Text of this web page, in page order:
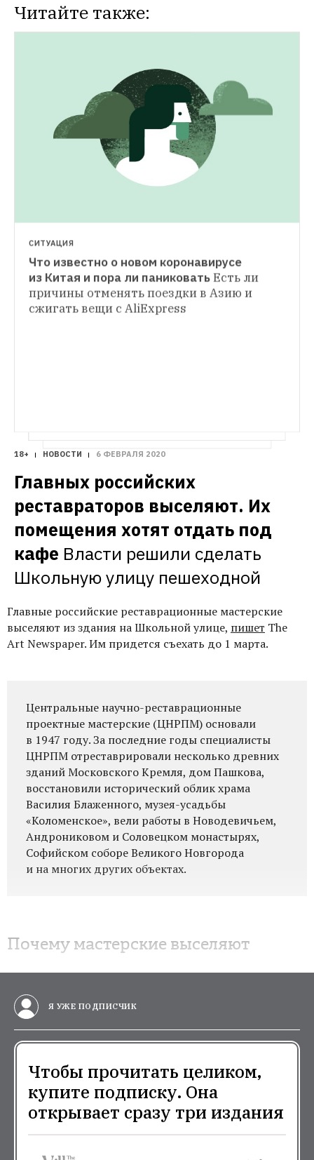
Читайте также:
ВЕЛНЕС
Коронавирус вряд ли уничтожит
Истерия соцсетей и попытки заработать:
Что не так с реакцией на китайскую
эпидемию
СИТУАЦИЯ
Что известно о новом коронавирусе
из Китая и пора ли паниковать Есть ли
причины отменять поездки в Азию и
сжигать вещи с AliExpress
18+ НОВОСТИ 6 ФЕВРАЛЯ 2020
Главных российских
реставраторов выселяют. Их
помещения хотят отдать под
кафе Власти решили сделать
Школьную улицу пешеходной
Главные российские реставрационные мастерские
выселяют из здания на Школьной улице, пишет The
Art Newspaper. Им придется съехать до 1 марта.
Центральные научно-реставрационные
проектные мастерские (ЦНРПМ) основали
в 1947 году. За последние годы специалисты
ЦНРПМ отреставрировали несколько древних
зданий Московского Кремля, дом Пашкова,
восстановили исторический облик храма
Василия Блаженного, музея-усадьбы
«Коломенское», вели работы в Новодевичьем,
Андрониковом и Соловецком монастырях,
Софийском соборе Великого Новгорода
и на многих других объектах.
Почему мастерские выселяют
Я УЖЕ ПОДПИСЧИК
Чтобы прочитать целиком,
купите подписку. Она
открывает сразу три издания